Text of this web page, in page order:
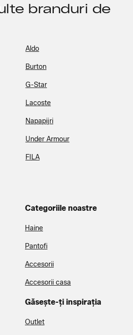
branduri de
Aldo
Burton
G-Star
Lacoste
Napapijri
Under Armour
FILA
Categoriile noastre
Haine
Pantofi
Accesorii
Accesorii casa
Găsește-ți inspirația
Outlet